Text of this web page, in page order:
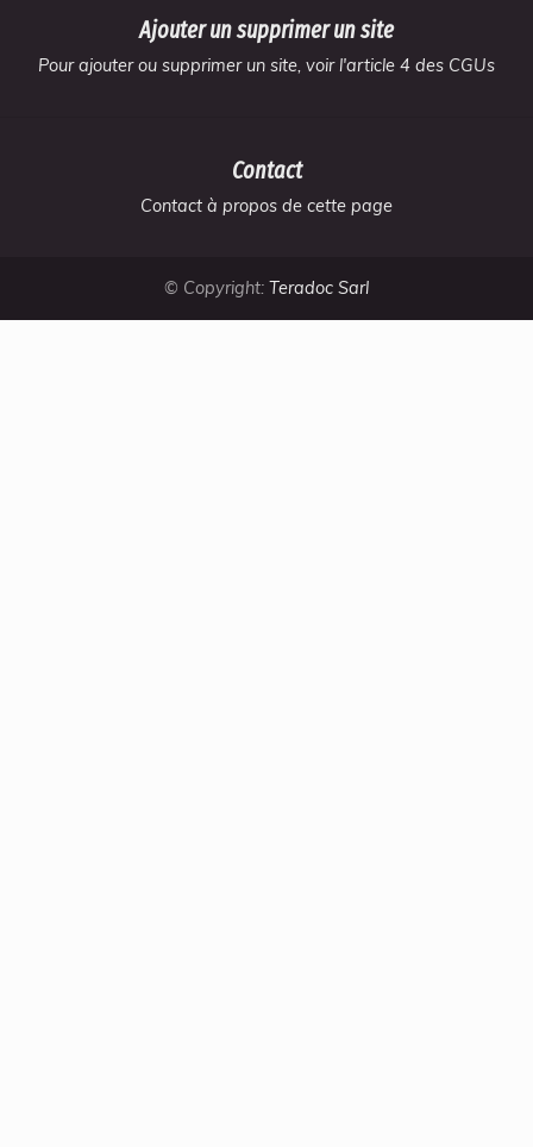
Ajouter un supprimer un site
Pour ajouter ou supprimer un site, voir l'article 4 des CGUs
Contact
Contact à propos de cette page
© Copyright: Teradoc Sarl